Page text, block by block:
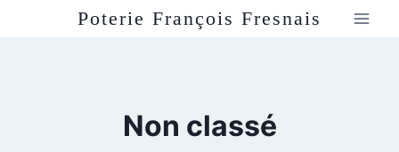
Poterie François Fresnais
Non classé